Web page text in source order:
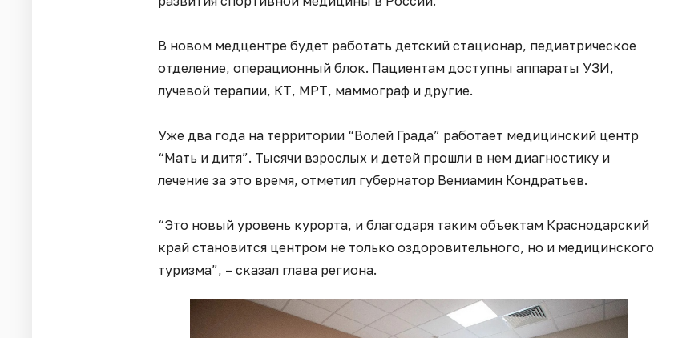
В новом медцентре будет работать детский стационар, педиатрическое
отделение, операционный блок. Пациентам доступны аппараты УЗИ,
лучевой терапии, КТ, МРТ, маммограф и другие.
Уже два года на территории “Волей Града” работает медицинский центр
“Мать и дитя”. Тысячи взрослых и детей прошли в нем диагностику и
лечение за это время, отметил губернатор Вениамин Кондратьев.
“Это новый уровень курорта, и благодаря таким объектам Краснодарский
край становится центром не только оздоровительного, но и медицинского
туризма”, – сказал глава региона.